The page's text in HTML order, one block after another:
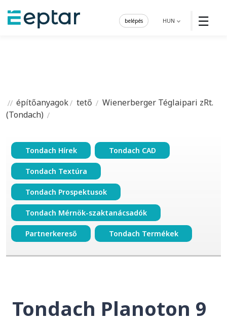
☰
HUN
belépés
építőanyagok tető
Wienerberger Téglaipari zRt.
(Tondach)
Tondach Hírek Tondach CAD
Tondach Textúra
Tondach Prospektusok
Tondach Mérnök-szaktanácsadók
Partnerkereső Tondach Termékek
Tondach Planoton 9